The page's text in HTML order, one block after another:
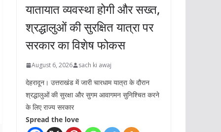
यातायात व्यवस्था होगी और सख्त,
श्रद्धालुओं की सुरक्षित यात्रा पर
सरकार का विशेष फोकस
August 6, 2026 sach ki awaj
देहरादून। उत्तराखंड में जारी चारधाम यात्रा के दौरान
श्रद्धालुओं की सुरक्षा और सुगम आवागमन सुनिश्चित करने
के लिए राज्य सरकार
Spread the love